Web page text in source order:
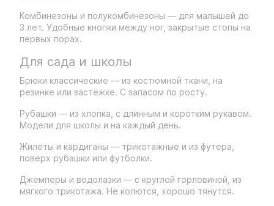
Комбинезоны и полукомбинезоны — для малышей до
3 лет. Удобные кнопки между ног, закрытые стопы на
первых порах.
Для сада и школы
Брюки классические — из костюмной ткани, на
резинке или застёжке. С запасом по росту.
Рубашки — из хлопка, с длинным и коротким рукавом.
Модели для школы и на каждый день.
Жилеты и кардиганы — трикотажные и из футера,
поверх рубашки или футболки.
Джемперы и водолазки — с круглой горловиной, из
мягкого трикотажа. Не колются, хорошо тянутся.